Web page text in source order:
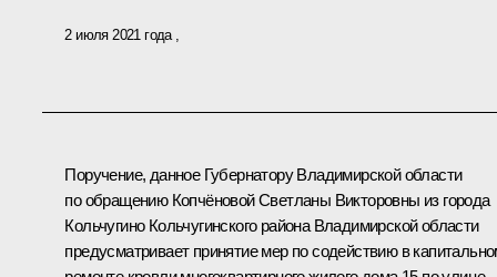
2 июля 2021 года
Поручение, данное Губернатору Владимирской области
по обращению Копчёновой Светланы Викторовны из города
Кольчугино Кольчугинского района Владимирской области
предусматривает принятие мер по содействию в